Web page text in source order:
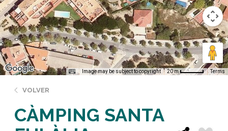
Image may be subject to copyright 20 m Terms
VOLVER
CÀMPING SANTA